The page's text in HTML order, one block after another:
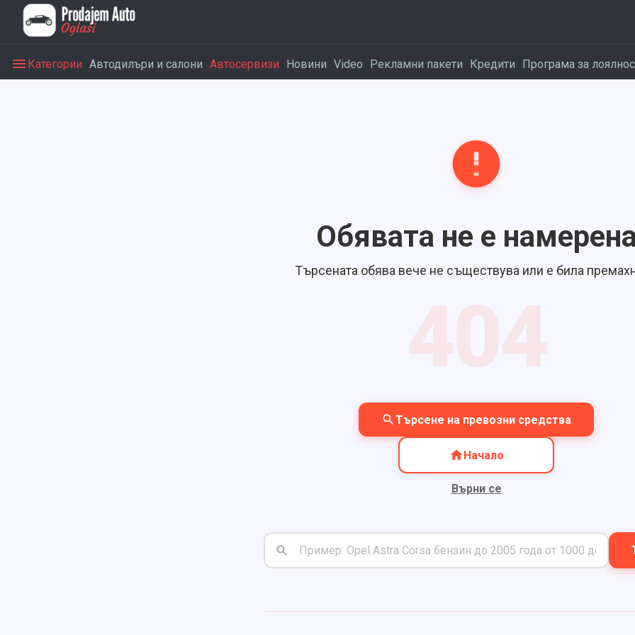
Категории Автодилъри и салони Автосервизи Новини Video Рекламни пакети Кредити Програма за
Обявата не е
Търсената обява вече не съществува или е била
Търсене на превозни средства
Начало
Върни се